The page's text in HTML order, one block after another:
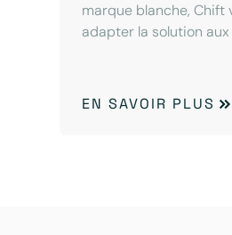
marque blanche,
adapter la solution
EN SAVOIR PLUS